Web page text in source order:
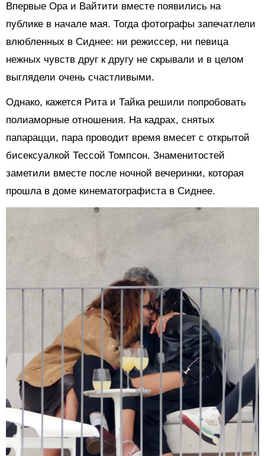
Впервые Ора и Вайтити вместе появились на
публике в начале мая. Тогда фотографы запечатлели
влюбленных в Сиднее: ни режиссер, ни певица
нежных чувств друг к другу не скрывали и в целом
выглядели очень счастливыми.
Однако, кажется Рита и Тайка решили попробовать
полиаморные отношения. На кадрах, снятых
папарацци, пара проводит время вмесет с открытой
бисексуалкой Тессой Томпсон. Знаменитостей
заметили вместе после ночной вечеринки, которая
прошла в доме кинематографиста в Сиднее.